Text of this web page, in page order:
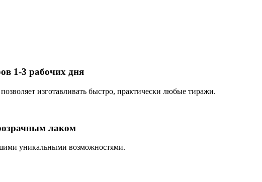
1-3 рабочих дня
изготавливать быстро, практически любые тиражи.
лаком
уникальными возможностями.